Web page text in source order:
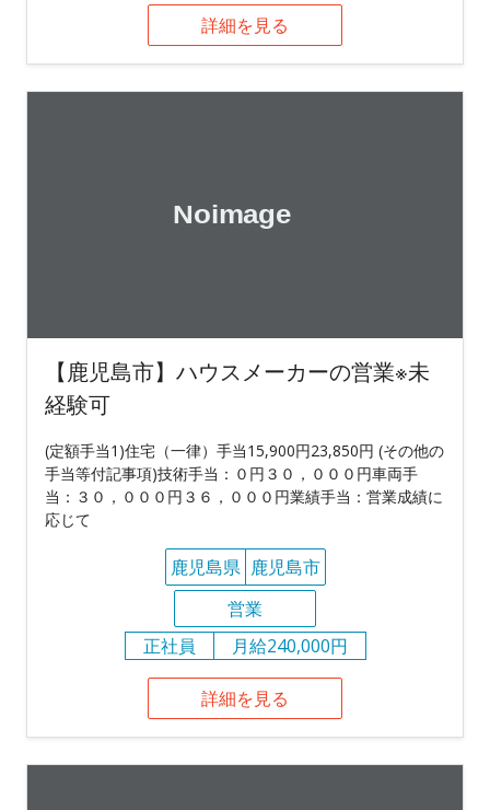
詳細を見る
【鹿児島市】ハウスメーカーの営業※未
経験可
(定額手当1)住宅（一律）手当15,900円23,850円 (その他の
手当等付記事項)技術手当：０円３０，０００円車両手
当：３０，０００円３６，０００円業績手当：営業成績に
応じて
鹿児島県 鹿児島市
営業
正社員
月給240,000円
詳細を見る